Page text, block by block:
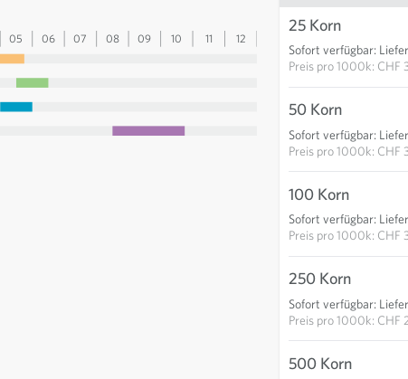
05 06 07 08 09 10 11 12
25 Korn
Sofort verfügbar:
Preis pro1000k: CHF
50 Korn
Sofort verfügbar:
Preis pro1000k: CHF
100 Korn
Sofort verfügbar:
Preis pro1000k: CHF
250 Korn
Sofort verfügbar:
Preis pro1000k: CHF
500 Korn